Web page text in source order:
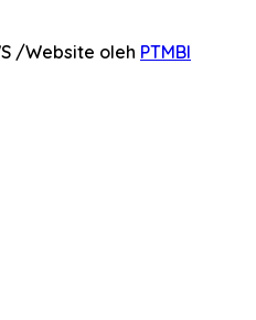
/Website oleh PTMBI